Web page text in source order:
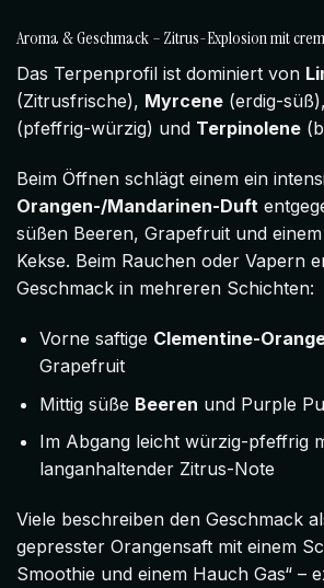
Aroma & Geschmack – Zitrus-Explosion mit
Das Terpenprofil ist dominiert von
(Zitrusfrische), Myrcene (erdig-süß),
(pfeffrig-würzig) und Terpinolene
Beim Öffnen schlägt einem ein
Orangen-/Mandarinen-Duft
süßen Beeren, Grapefruit und
Kekse. Beim Rauchen oder Vapern
Geschmack in mehreren Schichten:
Vorne saftige Clementine-
Grapefruit
Mittig süße Beeren und Purple
Im Abgang leicht würzig-pfeffrig
langanhaltender Zitrus-Note
Viele beschreiben den Geschmack
gepresster Orangensaft mit einem
Smoothie und einem Hauch Gas“ –